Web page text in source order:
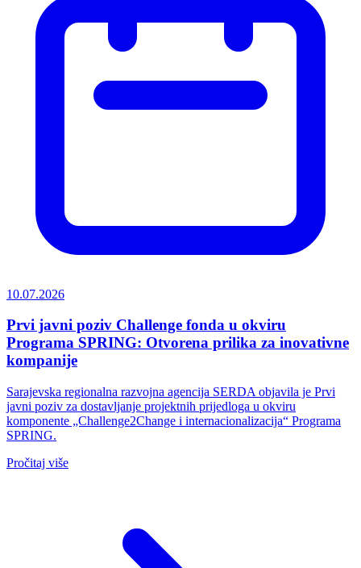
10.07.2026
Prvi javni poziv Challenge fonda u okviru
Programa SPRING: Otvorena prilika za inovativne
kompanije
Sarajevska regionalna razvojna agencija SERDA objavila je Prvi
javni poziv za dostavljanje projektnih prijedloga u okviru
komponente „Challenge2Change i internacionalizacija“ Programa
SPRING.
Pročitaj više